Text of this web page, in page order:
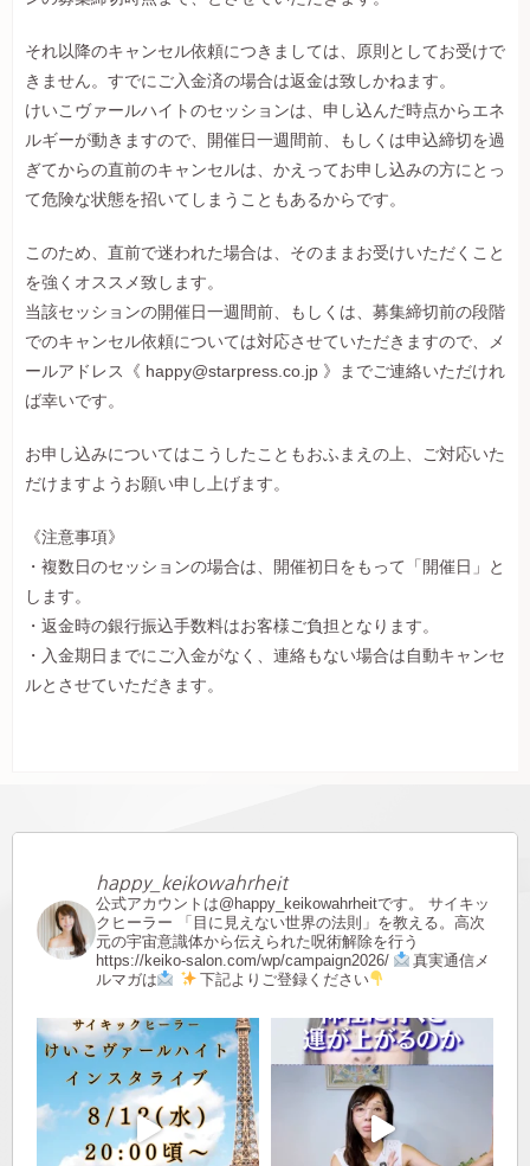
それ以降のキャンセル依頼につきましては、原則としてお受けで
きません。すでにご入金済の場合は返金は致しかねます。
けいこヴァールハイトのセッションは、申し込んだ時点からエネ
ルギーが動きますので、開催日一週間前、もしくは申込締切を過
ぎてからの直前のキャンセルは、かえってお申し込みの方にとっ
て危険な状態を招いてしまうこともあるからです。
このため、直前で迷われた場合は、そのままお受けいただくこと
を強くオススメ致します。
当該セッションの開催日一週間前、もしくは、募集締切前の段階
でのキャンセル依頼については対応させていただきますので、メ
ールアドレス《 happy@starpress.co.jp 》
までご連絡いただけれ
ば幸いです。
お申し込みについてはこうしたこともおふまえの上、ご対応いた
だけますようお願い申し上げます。
《注意事項》
・複数日のセッションの場合は、開催初日をもって「開催日」と
します。
・返金時の銀行振込手数料はお客様ご負担となります。
・入金期日までにご入金がなく、連絡もない場合は自動キャンセ
ルとさせていただきます。
happy_keikowahrheit
公式アカウントは@happy_keikowahrheitです。
サイキッ
クヒーラー 「目に見えない世界の法則」を教える。高次
元の宇宙意識体から伝えられた呪術解除を行う
https://keiko-salon.com/wp/campaign2026/
真実通信メ
ルマガは
下記よりご登録ください